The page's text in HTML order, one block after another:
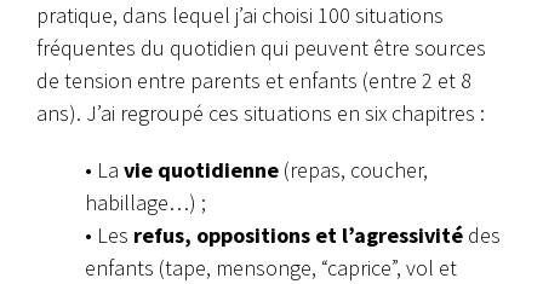
pratique, dans lequel j’ai choisi 100 situations
fréquentes du quotidien qui peuvent être sources
de tension entre parents et enfants (entre 2 et 8
ans). J’ai regroupé ces situations en six chapitres :
• La vie quotidienne (repas, coucher,
habillage…) ;
• Les refus, oppositions et l’agressivité des
enfants (tape, mensonge, “caprice”, vol et